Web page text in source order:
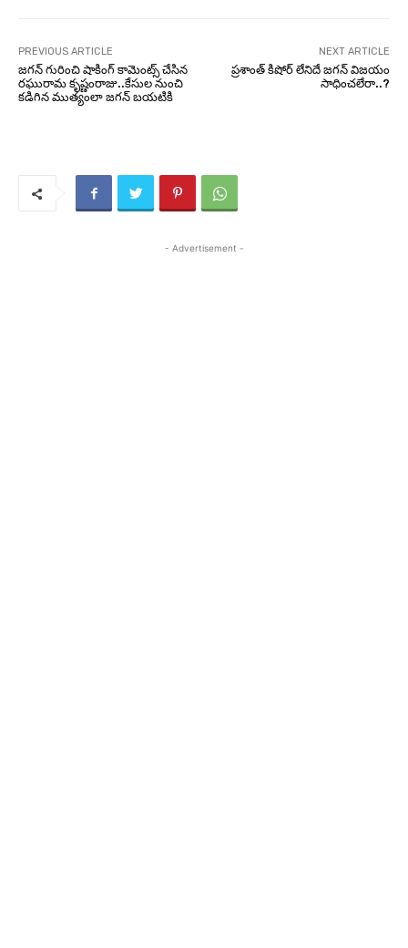
PREVIOUS ARTICLE
జగన్ గురించి షాకింగ్ కామెంట్స్ చేసిన
రఘురామ కృష్ణంరాజు..కేసుల నుంచి
కడిగిన ముత్యంలా జగన్ బయటికి
NEXT ARTICLE
ప్రశాంత్ కిషోర్ లేనిదే జగన్ విజయం
సాధించలేరా..?
- Advertisement -